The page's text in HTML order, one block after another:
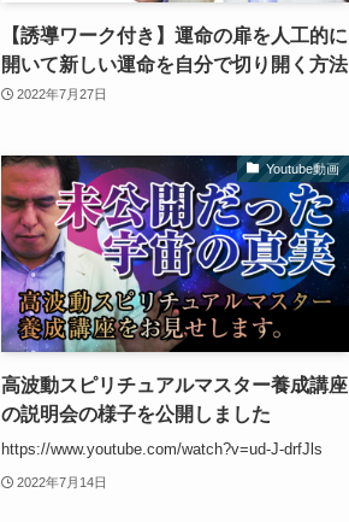
【誘導ワーク付き】運命の扉を人工的に
開いて新しい運命を自分で切り開く方法
2022年7月27日
Youtube動画
高波動スピリチュアルマスター養成講座
の説明会の様子を公開しました
https://www.youtube.com/watch?v=ud-J-drfJls
2022年7月14日